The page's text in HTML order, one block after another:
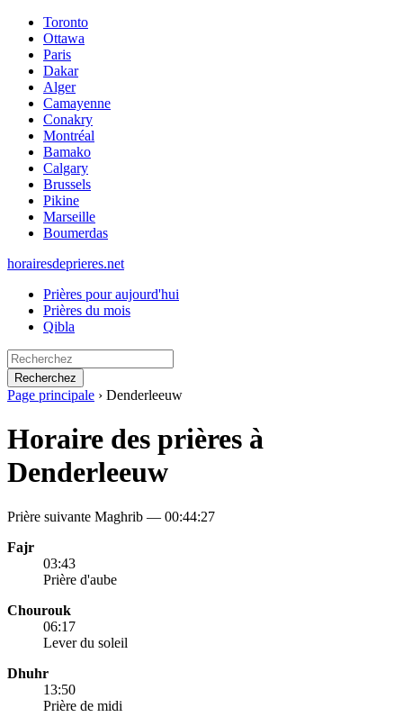
Toronto
Ottawa
Paris
Dakar
Alger
Camayenne
Conakry
Montréal
Bamako
Calgary
Brussels
Pikine
Marseille
Boumerdas
horairesdeprieres.net
Prières pour aujourd'hui
Prières du mois
Qibla
Recherchez
Page principale › Denderleeuw
Horaire des prières à
Denderleeuw
Prière suivante Maghrib — 00:44:27
Fajr
03:43
Prière d'aube
Chourouk
06:17
Lever du soleil
Dhuhr
13:50
Prière de midi